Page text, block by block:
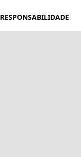
RESPONSABILIDADE